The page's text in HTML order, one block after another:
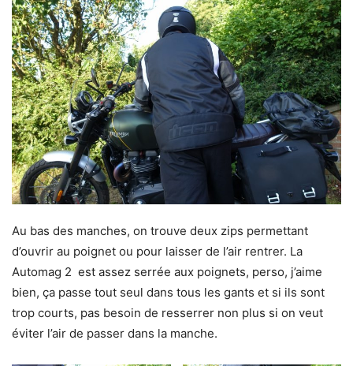
Au bas des manches, on trouve deux zips permettant
d’ouvrir au poignet ou pour laisser de l’air rentrer. La
Automag 2 est assez serrée aux poignets, perso, j’aime
bien, ça passe tout seul dans tous les gants et si ils sont
trop courts, pas besoin de resserrer non plus si on veut
éviter l’air de passer dans la manche.